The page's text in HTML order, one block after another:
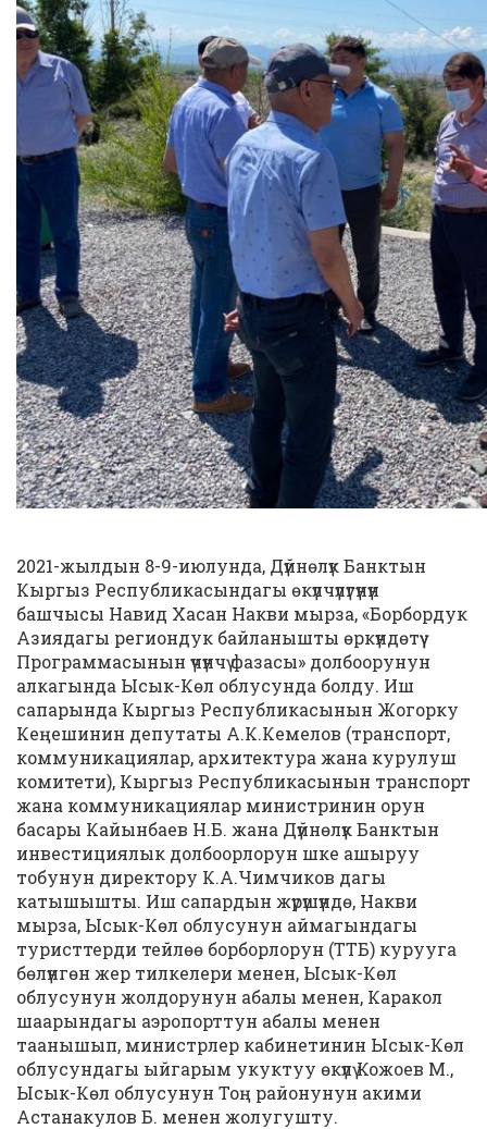
2021-жылдын 8-9-июлунда, Дүйнөлүк Банктын
Кыргыз Республикасындагы өкүлчүлүгүнүн
башчысы Навид Хасан Накви мырза, «Борбордук
Азиядагы региондук байланышты өркүндөтүү
Программасынын үчүнчү фазасы» долбоорунун
алкагында Ысык-Көл облусунда болду. Иш
сапарында Кыргыз Республикасынын Жогорку
Кеңешинин депутаты А.К.Кемелов (транспорт,
коммуникациялар, архитектура жана курулуш
комитети), Кыргыз Республикасынын транспорт
жана коммуникациялар министринин орун
басары Кайынбаев Н.Б. жана Дүйнөлүк Банктын
инвестициялык долбоорлорун шке ашыруу
тобунун директору К.А.Чимчиков дагы
катышышты. Иш сапардын жүрүшүндө, Накви
мырза, Ысык-Көл облусунун аймагындагы
туристтерди тейлөө борборлорун (ТТБ) курууга
бөлүнгөн жер тилкелери менен, Ысык-Көл
облусунун жолдорунун абалы менен, Каракол
шаарындагы аэропорттун абалы менен
таанышып, министрлер кабинетинин Ысык-Көл
облусундагы ыйгарым укуктуу өкүлү Кожоев М.,
Ысык-Көл облусунун Тоң районунун акими
Астанакулов Б. менен жолугушту.